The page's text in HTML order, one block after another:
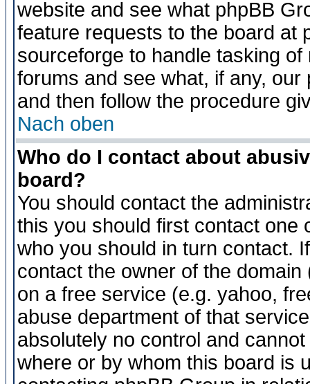
website and see what phpBB
feature requests to the board at
sourceforge to handle tasking
forums and see what, if any,
and then follow the procedure
Nach oben
Who do I contact about
board?
You should contact the
this you should first contact one
who you should in turn contact.
contact the owner of the
on a free service (e.g. yahoo,
abuse department of that
absolutely no control and
where or by whom this board is